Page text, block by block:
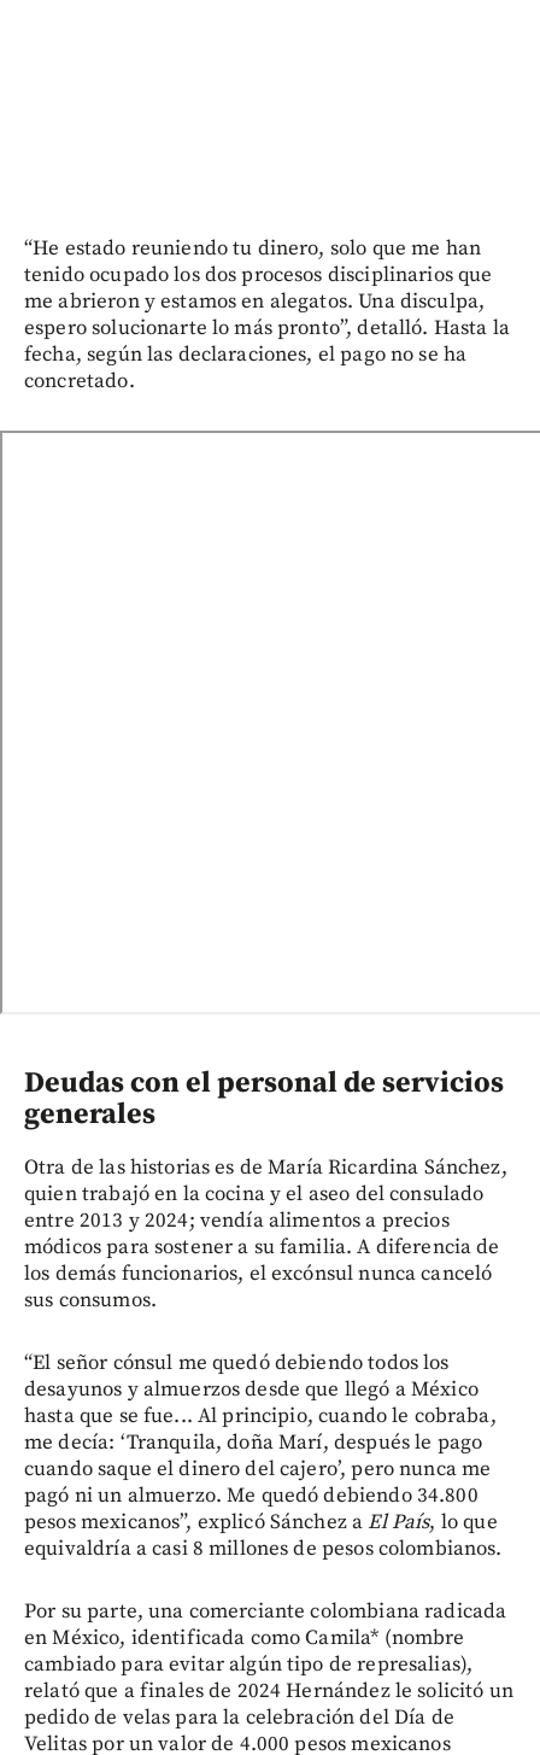
“He estado reuniendo tu dinero, solo que me han
tenido ocupado los dos procesos disciplinarios que
me abrieron y estamos en alegatos. Una disculpa,
espero solucionarte lo más pronto”, detalló. Hasta la
fecha, según las declaraciones, el pago no se ha
concretado.
Deudas con el personal de servicios
generales
Otra de las historias es de María Ricardina Sánchez,
quien trabajó en la cocina y el aseo del consulado
entre 2013 y 2024; vendía alimentos a precios
módicos para sostener a su familia. A diferencia de
los demás funcionarios, el excónsul nunca canceló
sus consumos.
“El señor cónsul me quedó debiendo todos los
desayunos y almuerzos desde que llegó a México
hasta que se fue... Al principio, cuando le cobraba,
me decía: ‘Tranquila, doña Marí, después le pago
cuando saque el dinero del cajero’, pero nunca me
pagó ni un almuerzo. Me quedó debiendo 34.800
pesos mexicanos”, explicó Sánchez aEl País, lo que
equivaldría a casi 8 millones de pesos colombianos.
Por su parte, una comerciante colombiana radicada
en México, identificada como Camila* (nombre
cambiado para evitar algún tipo de represalias),
relató que a finales de 2024 Hernández le solicitó un
pedido de velas para la celebración del Día de
Velitas por un valor de 4.000 pesos mexicanos